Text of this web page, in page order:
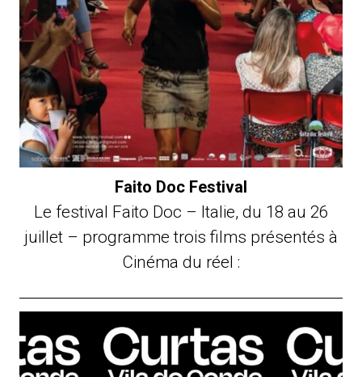
Faito Doc Festival
Le festival Faito Doc – Italie, du 18 au 26
juillet – programme trois films présentés à
Cinéma du réel :